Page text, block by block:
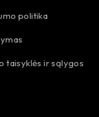
politika
taisyklės ir sąlygos